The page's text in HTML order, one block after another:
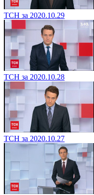
ТСН за 2020.10.29
ТСН за 2020.10.28
ТСН за 2020.10.27